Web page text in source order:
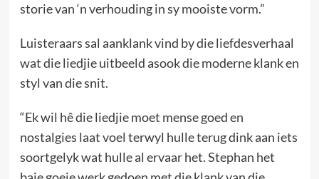
storie van ‘n verhouding in sy mooiste vorm.”
Luisteraars sal aanklank vind by die liefdesverhaal
wat die liedjie uitbeeld asook die moderne klank en
styl van die snit.
“Ek wil hê die liedjie moet mense goed en
nostalgies laat voel terwyl hulle terug dink aan iets
soortgelyk wat hulle al ervaar het. Stephan het